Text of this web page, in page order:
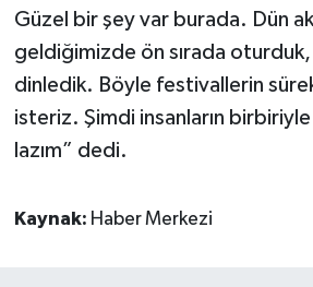
Güzel bir şey var burada. Dün
geldiğimizde ön sırada oturduk,
dinledik. Böyle festivallerin
isteriz. Şimdi insanların birbiriyle
lazım” dedi.
Kaynak: Haber Merkezi